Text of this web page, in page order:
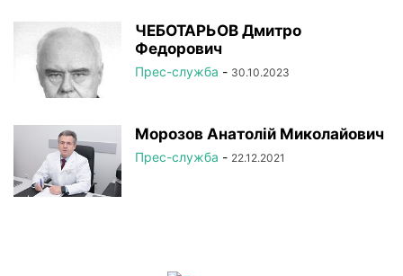
ЧЕБОТАРЬОВ Дмитро
Федорович
Прес-служба - 30.10.2023
Морозов Анатолій Миколайович
Прес-служба - 22.12.2021